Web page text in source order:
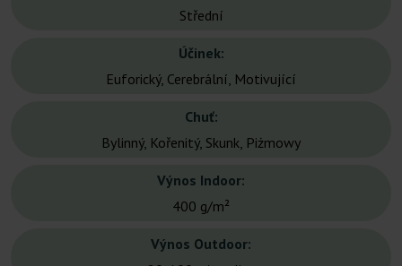
Střední
Účinek:
Euforický, Cerebrální, Motivující
Chuť:
Bylinný, Kořenitý, Skunk, Piżmowy
Výnos Indoor:
400 g/m²
Výnos Outdoor: